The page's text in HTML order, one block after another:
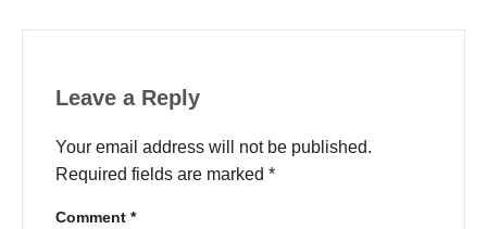
Leave a Reply
Your email address will not be published.
Required fields are marked *
Comment *